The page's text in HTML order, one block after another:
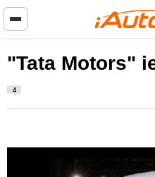
"Tata Motors"
4